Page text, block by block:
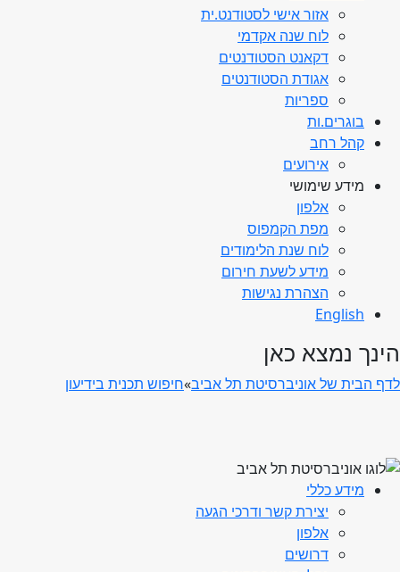
אזור אישי לסטודנט.ית
לוח שנה אקדמי
דקאנט הסטודנטים
אגודת הסטודנטים
ספריות
בוגרים.ות
קהל רחב
אירועים
מידע שימושי
אלפון
מפת הקמפוס
לוח שנת הלימודים
מידע לשעת חירום
הצהרת נגישות
English
הינך נמצא כאן
לדף הבית של אוניברסיטת תל אביב»חיפוש תכנית בידיעון
מידע כללי
יצירת קשר ודרכי הגעה
אלפון
דרושים